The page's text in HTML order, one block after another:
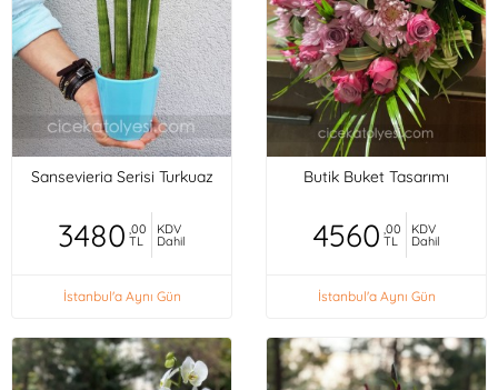
Sansevieria Serisi Turkuaz
3480 ,00
TL
KDV
Dahil
İstanbul'a Aynı Gün
Butik Buket Tasarımı
4560 ,00
TL
KDV
Dahil
İstanbul'a Aynı Gün